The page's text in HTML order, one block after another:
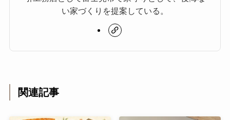
い家づくりを提案している。
関連記事